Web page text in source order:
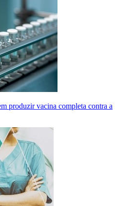
produzir vacina completa contra a